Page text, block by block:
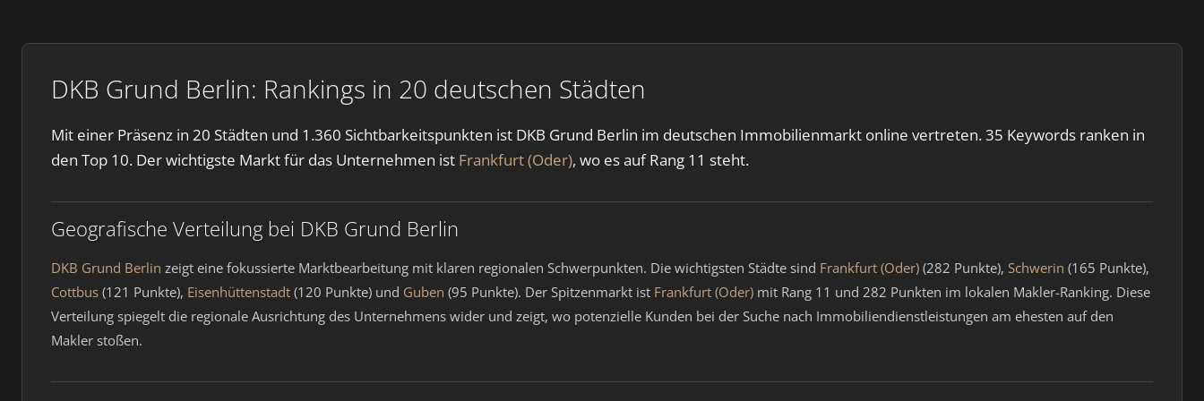
DKB Grund Berlin: Rankings in 20 deutschen Städten
Mit einer Präsenz in 20 Städten und 1.360 Sichtbarkeitspunkten ist DKB Grund Berlin im deutschen Immobilienmarkt online vertreten. 35 Keywords ranken in
den Top 10. Der wichtigste Markt für das Unternehmen ist Frankfurt (Oder), wo es auf Rang 11 steht.
Geografische Verteilung bei DKB Grund Berlin
DKB Grund Berlin zeigt eine fokussierte Marktbearbeitung mit klaren regionalen Schwerpunkten. Die wichtigsten Städte sind Frankfurt (Oder) (282 Punkte), Schwerin (165 Punkte),
Cottbus (121 Punkte), Eisenhüttenstadt (120 Punkte) und Guben (95 Punkte). Der Spitzenmarkt ist Frankfurt (Oder) mit Rang 11 und 282 Punkten im lokalen Makler-Ranking. Diese
Verteilung spiegelt die regionale Ausrichtung des Unternehmens wider und zeigt, wo potenzielle Kunden bei der Suche nach Immobiliendienstleistungen am ehesten auf den
Makler stoßen.